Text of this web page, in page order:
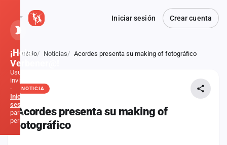
Iniciar sesión Crear cuenta
Atrás
Inicio Noticias Acordes presenta su making of fotográfico
NOTICIA
Acordes presenta su making of
fotográfico
¡Hola,
Verbener@!
Usuario
invitado
·
Inicia
sesión
para
personalizar